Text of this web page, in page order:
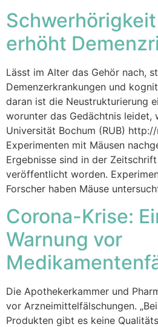
erhöht
Lässt im Alter das Gehör nach,
Demenzerkrankungen und
daran ist die Neustrukturierung
worunter das Gedächtnis leidet,
Universität Bochum (RUB)
Experimenten mit Mäusen
Ergebnisse sind in der
veröffentlicht worden.
Forscher haben Mäuse
Corona-Krise:
Warnung vor
Die Apothekerkammer und
vor Arzneimittelfälschungen.
Produkten gibt es keine